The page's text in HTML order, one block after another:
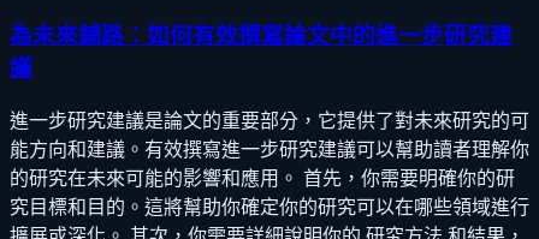
為未來鋪路：如何有效撰寫論文中的進一步研究建
議
進一步研究建議是論文的重要部分，它提供了對未來研究的可
能方向和建議。有效撰寫進一步研究建議可以幫助讀者理解你
的研究在未來可能的影響和應用。 首先，你需要明確你的研
究目標和目的。這將幫助你確定你的研究可以在哪些領域進行